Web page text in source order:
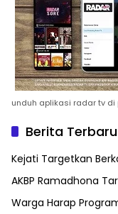
unduh aplikasi radar tv di
Berita Terbaru
Kejati Targetkan
AKBP Ramadhona
Warga Harap